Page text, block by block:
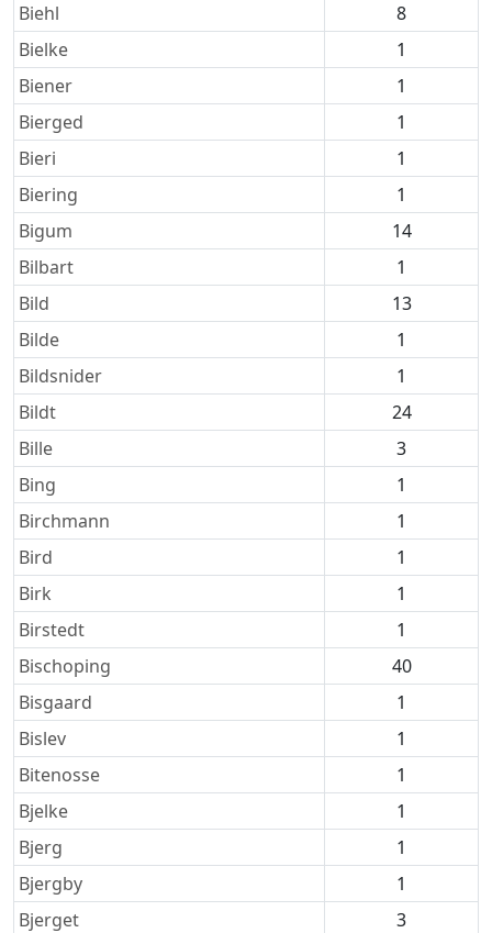
Biehl
8
Bielke
1
Biener
1
Bierged
1
Bieri
1
Biering
1
Bigum
14
Bilbart
1
Bild
13
Bilde
1
Bildsnider
1
Bildt
24
Bille
3
Bing
1
Birchmann
1
Bird
1
Birk
1
Birstedt
1
Bischoping
40
Bisgaard
1
Bislev
1
Bitenosse
1
Bjelke
1
Bjerg
1
Bjergby
1
Bjerget
3